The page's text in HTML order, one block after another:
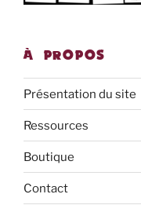
À PROPOS
Présentation du site
Ressources
Boutique
Contact